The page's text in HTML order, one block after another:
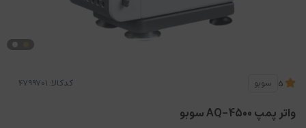
سوبو کدکالا:
واتر پمپ AQ-4500 سوبو